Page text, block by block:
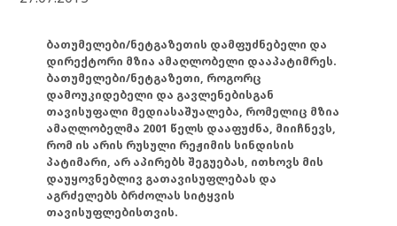
ბათუმელები/ნეტგაზეთის დამფუძნებელი და
დირექტორი მზია ამაღლობელი დააპატიმრეს.
ბათუმელები/ნეტგაზეთი, როგორც
დამოუკიდებელი და გავლენებისგან
თავისუფალი მედიასაშუალება, რომელიც მზია
ამაღლობელმა 2001 წელს დააფუძნა, მიიჩნევს,
რომ ის არის რუსული რეჟიმის სინდისის
პატიმარი, არ აპირებს შეგუებას, ითხოვს მის
დაუყოვნებლივ გათავისუფლებას და
აგრძელებს ბრძოლას სიტყვის
თავისუფლებისთვის.